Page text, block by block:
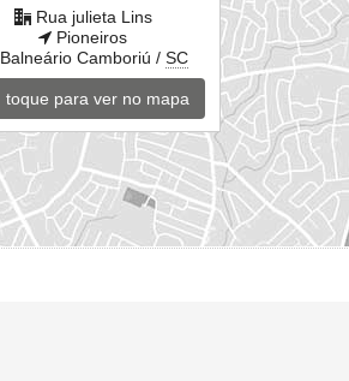
Rua julieta Lins
Pioneiros
Balneário Camboriú / SC
toque para ver no mapa